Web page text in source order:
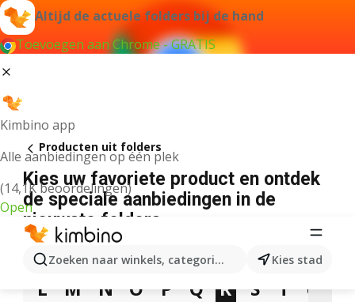
Altijd de actuele folders bij de hand
Toevoegen aan Chrome - GRATIS
Kimbino app
Alle aanbiedingen op één plek
(14,1K beoordelingen)
Open
Zoeken naar winkels, categorieën, producten...
Kies stad
Producten uit folders
Kies uw favoriete product en ontdek
de speciale aanbiedingen in de
nieuwste folders
3 5 7 9 A B D E F
L
M N O P Q R S T U